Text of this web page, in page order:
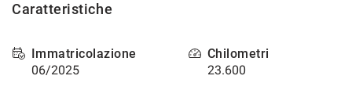
Caratteristiche
Immatricolazione
06/2025
Chilometri
23.600
descritte.
ottenere
maggiori
informazioni